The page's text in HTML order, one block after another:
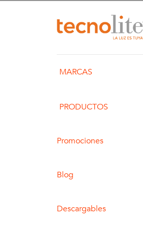
MARCAS
PRODUCTOS
Promociones
Blog
Descargables